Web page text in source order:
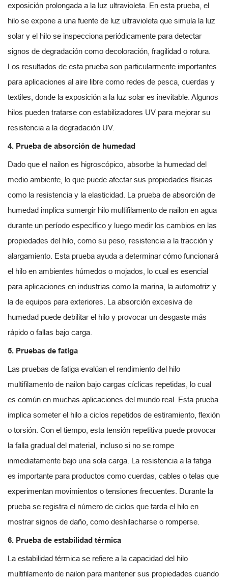
exposición prolongada a la luz ultravioleta. En esta prueba, el
hilo se expone a una fuente de luz ultravioleta que simula la luz
solar y el hilo se inspecciona periódicamente para detectar
signos de degradación como decoloración, fragilidad o rotura.
Los resultados de esta prueba son particularmente importantes
para aplicaciones al aire libre como redes de pesca, cuerdas y
textiles, donde la exposición a la luz solar es inevitable. Algunos
hilos pueden tratarse con estabilizadores UV para mejorar su
resistencia a la degradación UV.
4. Prueba de absorción de humedad
Dado que el nailon es higroscópico, absorbe la humedad del
medio ambiente, lo que puede afectar sus propiedades físicas
como la resistencia y la elasticidad. La prueba de absorción de
humedad implica sumergir hilo multifilamento de nailon en agua
durante un período específico y luego medir los cambios en las
propiedades del hilo, como su peso, resistencia a la tracción y
alargamiento. Esta prueba ayuda a determinar cómo funcionará
el hilo en ambientes húmedos o mojados, lo cual es esencial
para aplicaciones en industrias como la marina, la automotriz y
la de equipos para exteriores. La absorción excesiva de
humedad puede debilitar el hilo y provocar un desgaste más
rápido o fallas bajo carga.
5. Pruebas de fatiga
Las pruebas de fatiga evalúan el rendimiento del hilo
multifilamento de nailon bajo cargas cíclicas repetidas, lo cual
es común en muchas aplicaciones del mundo real. Esta prueba
implica someter el hilo a ciclos repetidos de estiramiento, flexión
o torsión. Con el tiempo, esta tensión repetitiva puede provocar
la falla gradual del material, incluso si no se rompe
inmediatamente bajo una sola carga. La resistencia a la fatiga
es importante para productos como cuerdas, cables o telas que
experimentan movimientos o tensiones frecuentes. Durante la
prueba se registra el número de ciclos que tarda el hilo en
mostrar signos de daño, como deshilacharse o romperse.
6. Prueba de estabilidad térmica
La estabilidad térmica se refiere a la capacidad del hilo
multifilamento de nailon para mantener sus propiedades cuando